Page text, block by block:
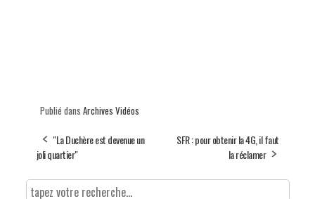
Publié dans Archives Vidéos
"La Duchère est devenue un
joli quartier"
SFR : pour obtenir la 4G, il faut
la réclamer